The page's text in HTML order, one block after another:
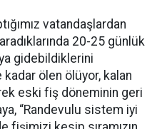
vatandaşlardan
20-25 günlük
gidebildiklerini
kadar ölen ölüyor, kalan
eski fiş döneminin geri
“Randevulu sistem iyi